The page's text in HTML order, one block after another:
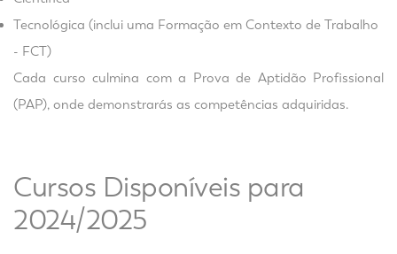
Tecnológica (inclui uma Formação em Contexto de Trabalho
- FCT)
Cada curso culmina com a Prova de Aptidão Profissional
(PAP), onde demonstrarás as competências adquiridas.
Cursos Disponíveis para
2024/2025